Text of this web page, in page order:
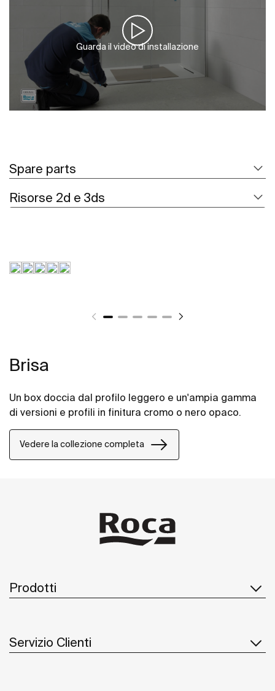
Guarda il video di installazione
Spare parts
Risorse 2d e 3ds
Brisa
Un box doccia dal profilo leggero e un'ampia gamma
di versioni e profili in finitura cromo o nero opaco.
Vedere la collezione completa
Prodotti
Servizio Clienti